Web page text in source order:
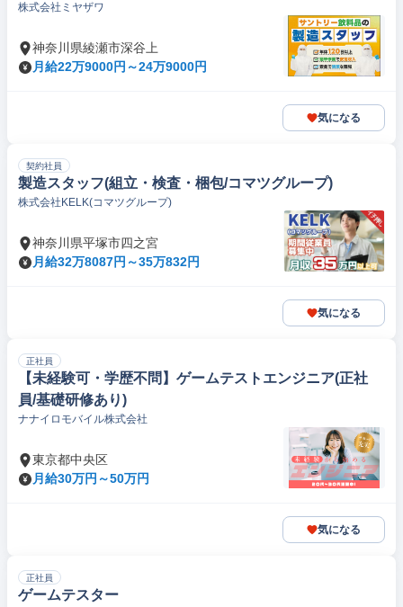
株式会社ミヤザワ
神奈川県綾瀬市深谷上
月給22万9000円～24万9000円
気になる
契約社員
製造スタッフ(組立・検査・梱包/コマツグループ)
株式会社KELK(コマツグループ)
神奈川県平塚市四之宮
月給32万8087円～35万832円
気になる
正社員
【未経験可・学歴不問】ゲームテストエンジニア(正社
員/基礎研修あり)
ナナイロモバイル株式会社
東京都中央区
月給30万円～50万円
気になる
正社員
ゲームテスター